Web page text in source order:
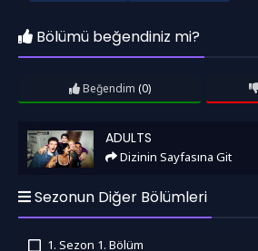
Bölümü beğendiniz mi?
Beğendim (0)
Adults ADULTS
Dizinin Sayfasına Git
Sezonun Diğer Bölümleri
1. Sezon 1. Bölüm